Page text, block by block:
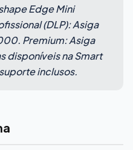
Edge Mini
(DLP): Asiga
Premium: Asiga
disponíveis na Smart
inclusos.